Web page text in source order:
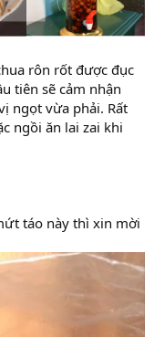
rôn rốt được đục
tiên sẽ cảm nhận
ngọt vừa phải. Rất
ngồi ăn lai zai khi
táo này thì xin mời